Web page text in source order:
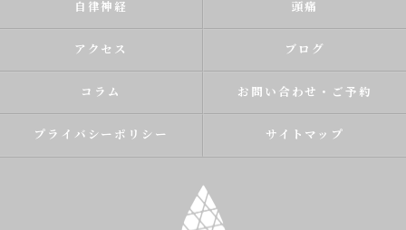
自律神経 頭痛
アクセス ブログ
コラム お問い合わせ・ご予約
プライバシーポリシー サイトマップ